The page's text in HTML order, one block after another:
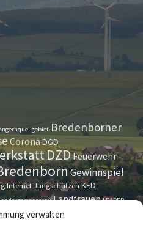
verwalten
Bredenborner
CoronaDGD
DZDFeuerwehr
Gewinnspiel
InternetJungschützenKFD
Landfrauen LEADER
Oktoberfest